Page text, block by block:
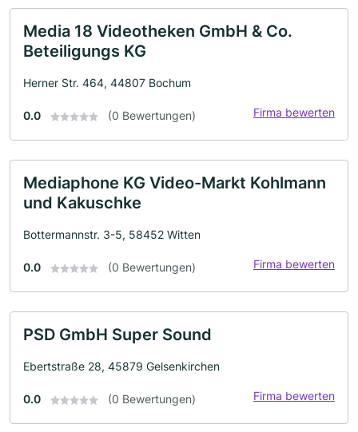
Media 18 Videotheken GmbH & Co.
Beteiligungs KG
Herner Str. 464, 44807 Bochum
0.0 (0 Bewertungen) Firma bewerten
Mediaphone KG Video-Markt Kohlmann
und Kakuschke
Bottermannstr. 3-5, 58452 Witten
0.0 (0 Bewertungen) Firma bewerten
PSD GmbH Super Sound
Ebertstraße 28, 45879 Gelsenkirchen
0.0 (0 Bewertungen) Firma bewerten